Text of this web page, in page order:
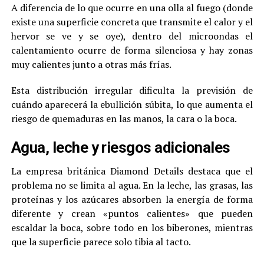
A diferencia de lo que ocurre en una olla al fuego (donde
existe una superficie concreta que transmite el calor y el
hervor se ve y se oye), dentro del microondas el
calentamiento ocurre de forma silenciosa y hay zonas
muy calientes junto a otras más frías.
Esta distribución irregular dificulta la previsión de
cuándo aparecerá la ebullición súbita, lo que aumenta el
riesgo de quemaduras en las manos, la cara o la boca.
Agua, leche y riesgos adicionales
La empresa británica Diamond Details destaca que el
problema no se limita al agua. En la leche, las grasas, las
proteínas y los azúcares absorben la energía de forma
diferente y crean «puntos calientes» que pueden
escaldar la boca, sobre todo en los biberones, mientras
que la superficie parece solo tibia al tacto.